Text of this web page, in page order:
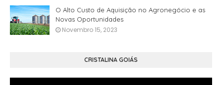
O Alto Custo de Aquisição no Agronegócio e as
Novas Oportunidades
Novembro 15, 2023
CRISTALINA GOIÁS